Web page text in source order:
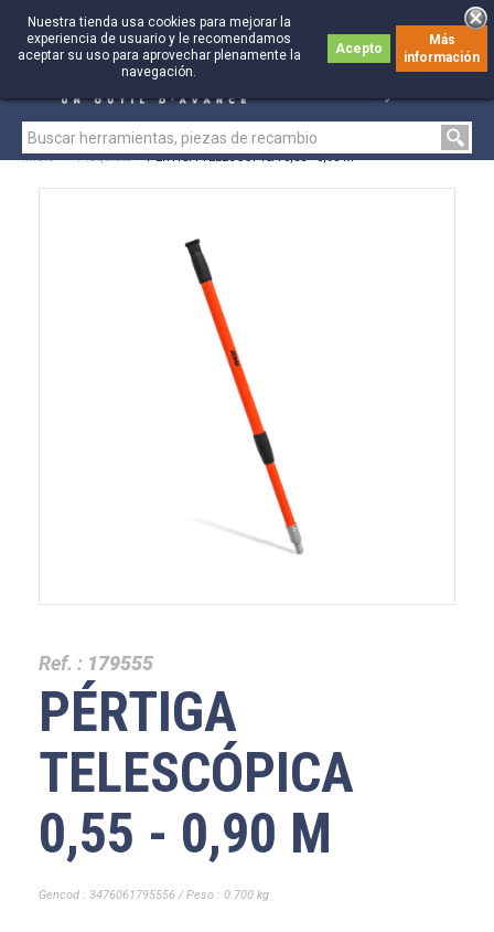
0
0
Nuestra tienda usa cookies para mejorar la
experiencia de usuario y le recomendamos
aceptar su uso para aprovechar plenamente la
navegación.
Acepto
Más
información
Inicio > Plaquista > PÉRTIGA TELESCÓPICA 0,55 - 0,90 M
Ref. : 179555
PÉRTIGA
TELESCÓPICA
0,55 - 0,90 M
Gencod : 3476061795556 / Peso : 0.700 kg